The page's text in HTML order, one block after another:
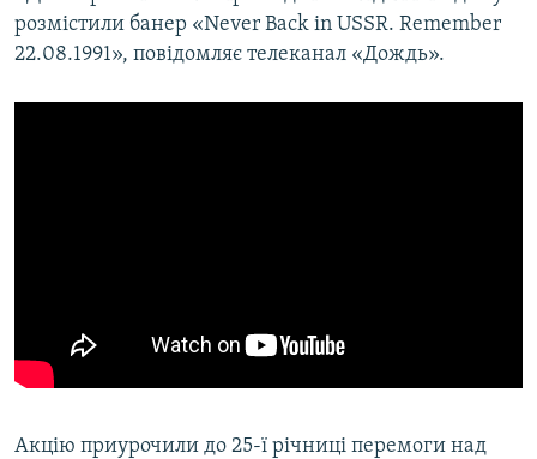
ВСЕ ЗА ДЕНЬ
СПЕЦПРОЕКТИ
Усі сайти RFE/RL
розмістили банер «Never Back in USSR. Remember
22.08.1991», повідомляє телеканал «Дождь».
Акцію приурочили до 25-ї річниці перемоги над